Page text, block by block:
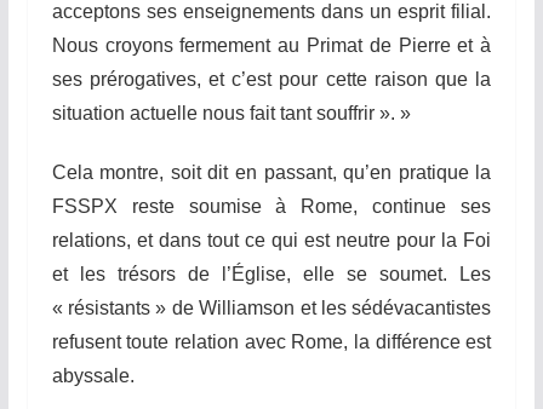
acceptons ses enseignements dans un esprit filial.
Nous croyons fermement au Primat de Pierre et à
ses prérogatives, et c’est pour cette raison que la
situation actuelle nous fait tant souffrir ». »
Cela montre, soit dit en passant, qu’en pratique la
FSSPX reste soumise à Rome, continue ses
relations, et dans tout ce qui est neutre pour la Foi
et les trésors de l’Église, elle se soumet. Les
« résistants » de Williamson et les sédévacantistes
refusent toute relation avec Rome, la différence est
abyssale.